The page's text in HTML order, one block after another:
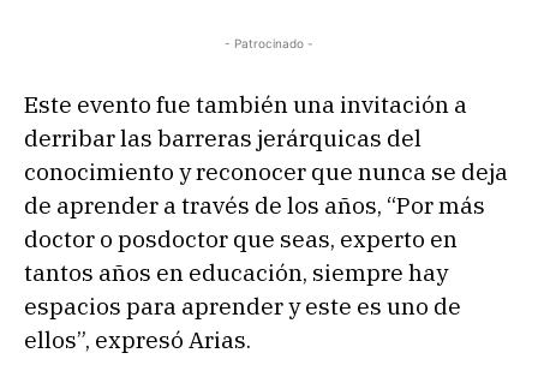
- Patrocinado -
Este evento fue también una invitación a
derribar las barreras jerárquicas del
conocimiento y reconocer que nunca se deja
de aprender a través de los años, “Por más
doctor o posdoctor que seas, experto en
tantos años en educación, siempre hay
espacios para aprender y este es uno de
ellos”, expresó Arias.